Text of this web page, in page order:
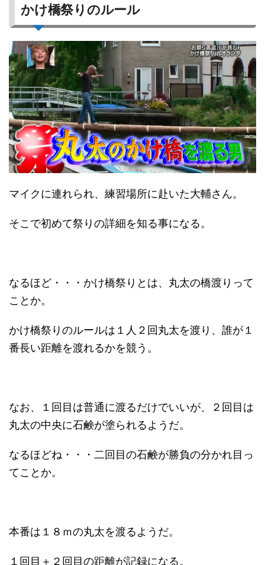
かけ橋祭りのルール
マイクに連れられ、練習場所に赴いた大輔さん。
そこで初めて祭りの詳細を知る事になる。
なるほど・・・かけ橋祭りとは、丸太の橋渡りって
ことか。
かけ橋祭りのルールは１人２回丸太を渡り、誰が１
番長い距離を渡れるかを競う。
なお、１回目は普通に渡るだけでいいが、２回目は
丸太の中央に石鹸が塗られるようだ。
なるほどね・・・二回目の石鹸が勝負の分かれ目っ
てことか。
本番は１８ｍの丸太を渡るようだ。
１回目＋２回目の距離が記録になる。